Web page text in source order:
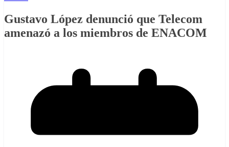
Gustavo López denunció que Telecom
amenazó a los miembros de ENACOM